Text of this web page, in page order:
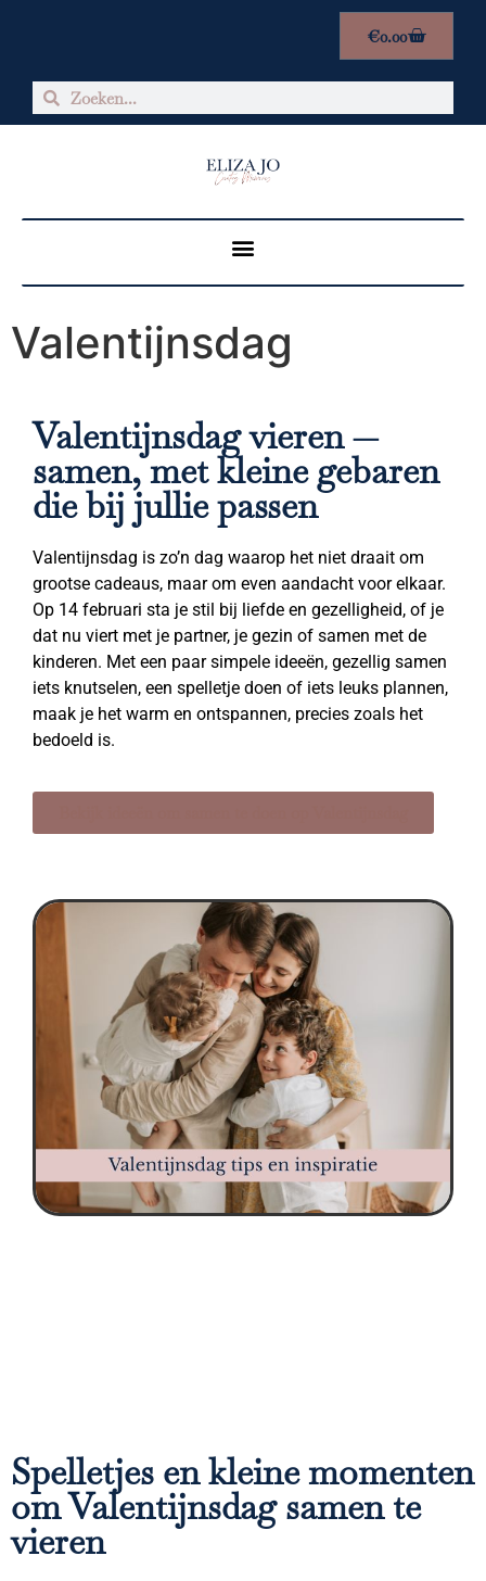
€0.00
Valentijnsdag
Valentijnsdag vieren —
samen, met kleine gebaren
die bij jullie passen
Valentijnsdag is zo’n dag waarop het niet draait om
grootse cadeaus, maar om even aandacht voor elkaar.
Op 14 februari sta je stil bij liefde en gezelligheid, of je
dat nu viert met je partner, je gezin of samen met de
kinderen. Met een paar simpele ideeën, gezellig samen
iets knutselen, een spelletje doen of iets leuks plannen,
maak je het warm en ontspannen, precies zoals het
bedoeld is.
Spelletjes en kleine momenten
om Valentijnsdag samen te
vieren